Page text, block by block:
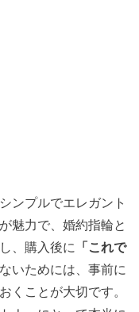
ンプルでエレガント
魅力で、婚約指輪と
、購入後に
「これで
いためには、事前に
くことが大切です。